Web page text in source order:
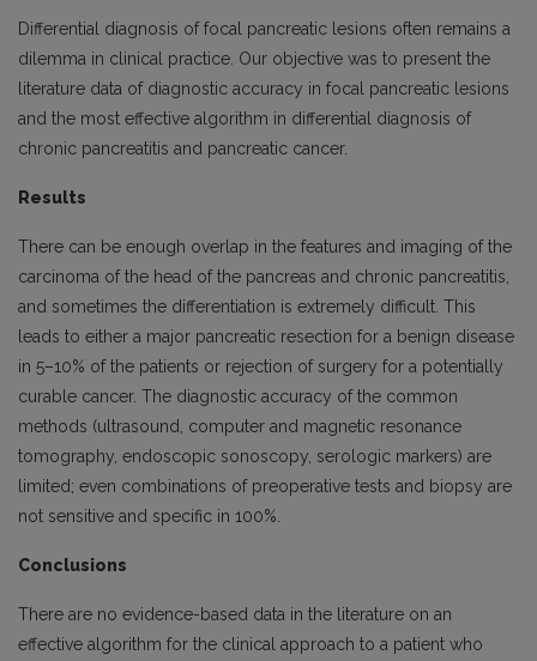
Differential diagnosis of focal pancreatic lesions often remains a
dilemma in clinical practice. Our objective was to present the
literature data of diagnostic accuracy in focal pancreatic lesions
and the most effective algorithm in differential diagnosis of
chronic pancreatitis and pancreatic cancer.
Results
There can be enough overlap in the features and imaging of the
carcinoma of the head of the pancreas and chronic pancreatitis,
and sometimes the differentiation is extremely difficult. This
leads to either a major pancreatic resection for a benign disease
in 5–10% of the patients or rejection of surgery for a potentially
curable cancer. The diagnostic accuracy of the common
methods (ultrasound, computer and magnetic resonance
tomography, endoscopic sonoscopy, serologic markers) are
limited; even combinations of preoperative tests and biopsy are
not sensitive and specific in 100%.
Conclusions
There are no evidence-based data in the literature on an
effective algorithm for the clinical approach to a patient who